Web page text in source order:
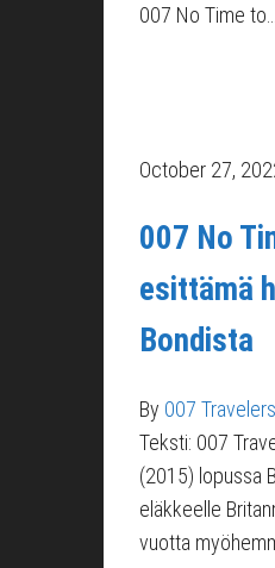
007 No Time to…
October 27,
007 No
esittämä
Bondista
By 007 Travelers
Teksti: 007
(2015) lopussa
eläkkeelle
vuotta